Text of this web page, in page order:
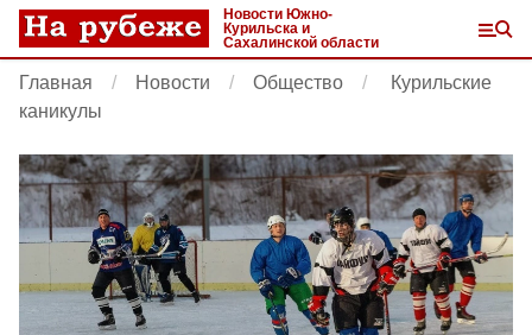
Новости Южно-
Курильска и
Сахалинской области
Главная Новости Общество
Курильские
каникулы